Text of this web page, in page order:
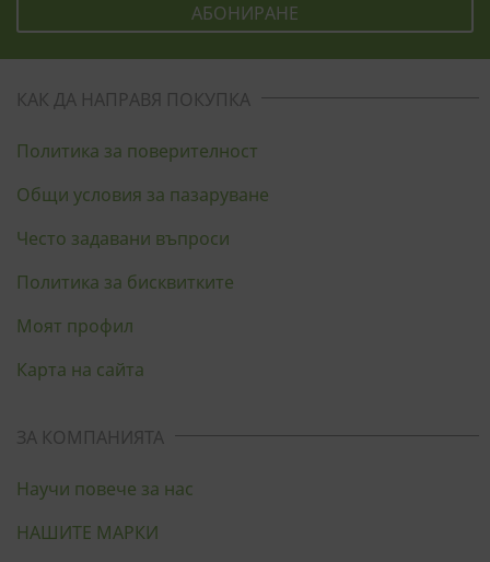
КАК ДА НАПРАВЯ ПОКУПКА
Политика за поверителност
Общи условия за пазаруване
Често задавани въпроси
Политика за бисквитките
Моят профил
Карта на сайта
ЗА КОМПАНИЯТА
Научи повече за нас
НАШИТЕ МАРКИ